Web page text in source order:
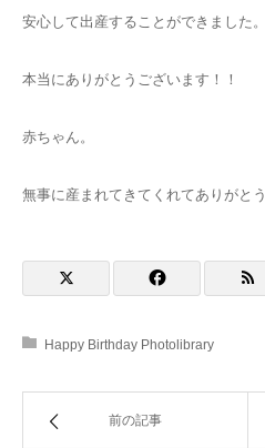
安心して出産することができました。
本当にありがとうございます！！
赤ちゃん。
無事に産まれてきてくれてありがとう
Happy Birthday Photolibrary
前の記事